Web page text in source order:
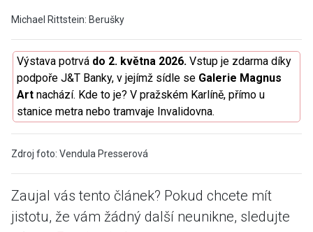
Michael Rittstein: Berušky
Výstava potrvá do 2. května 2026. Vstup je zdarma díky
podpoře J&T Banky, v jejímž sídle se Galerie Magnus
Art nachází. Kde to je? V pražském Karlíně, přímo u
stanice metra nebo tramvaje Invalidovna.
Zdroj foto: Vendula Presserová
Zaujal vás tento článek? Pokud chcete mít
jistotu, že vám žádný další neunikne, sledujte